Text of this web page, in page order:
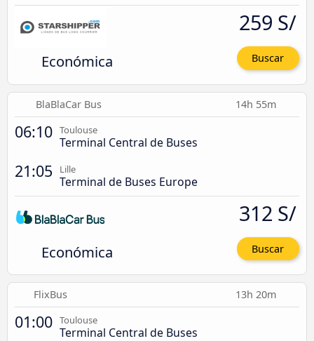
Económica
259 S/
Buscar
BlaBlaCar Bus 14h 55m
06:10 Toulouse
Terminal Central de Buses
21:05 Lille
Terminal de Buses Europe
Económica
312 S/
Buscar
FlixBus 13h 20m
01:00 Toulouse
Terminal Central de Buses